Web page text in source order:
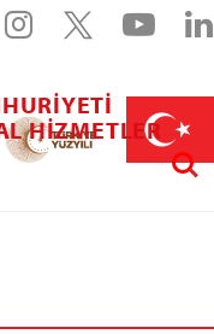
Instagram
X
açılır)
bağış sayfası (yeni
HIZMETLER